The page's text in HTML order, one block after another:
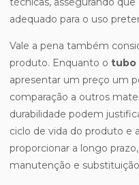
adequado para o uso
Vale a pena também
produto. Enquanto o tubo
apresentar um preço um
comparação a outros
durabilidade podem
ciclo de vida do produto e
proporcionar a longo
manutenção e